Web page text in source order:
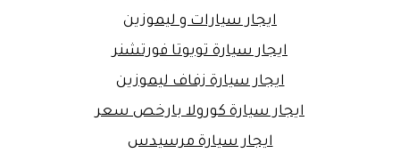
ايجار سيارات و ليموزين
ايجار سيارة تويوتا فورتشنر
ايجار سيارة زفاف ليموزين
ايجار سيارة كورولا بارخص سعر
ايجار سيارة مرسيدس